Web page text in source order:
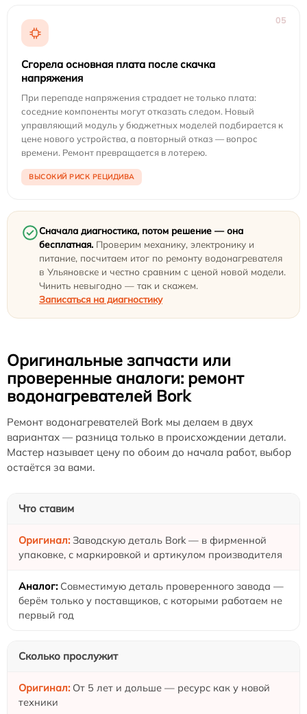
05
Сгорела основная плата после скачка
напряжения
При перепаде напряжения страдает не только плата:
соседние компоненты могут отказать следом. Новый
управляющий модуль у бюджетных моделей подбирается к
цене нового устройства, а повторный отказ — вопрос
времени. Ремонт превращается в лотерею.
ВЫСОКИЙ РИСК РЕЦИДИВА
Сначала диагностика, потом решение — она
бесплатная. Проверим механику, электронику и
питание, посчитаем итог по ремонту водонагревателя
в Ульяновске и честно сравним с ценой новой модели.
Чинить невыгодно — так и скажем.
Записаться на диагностику
Оригинальные запчасти или
проверенные аналоги: ремонт
водонагревателей Bork
Ремонт водонагревателей Bork мы делаем в двух
вариантах — разница только в происхождении детали.
Мастер называет цену по обоим до начала работ, выбор
остаётся за вами.
Что ставим
Заводскую деталь Bork — в фирменной
упаковке, с маркировкой и артикулом производителя
Совместимую деталь проверенного завода —
берём только у поставщиков, с которыми работаем не
первый год
Сколько прослужит
От 5 лет и дольше — ресурс как у новой
техники